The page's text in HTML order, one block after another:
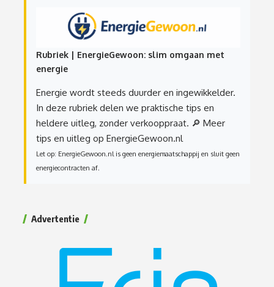
Rubriek | EnergieGewoon: slim omgaan met
energie
Energie wordt steeds duurder en ingewikkelder.
In deze rubriek delen we praktische tips en
heldere uitleg, zonder verkooppraat. 🔎 Meer
tips en uitleg op EnergieGewoon.nl
Let op: EnergieGewoon.nl is geen energiemaatschappij en sluit geen
energiecontracten af.
Advertentie